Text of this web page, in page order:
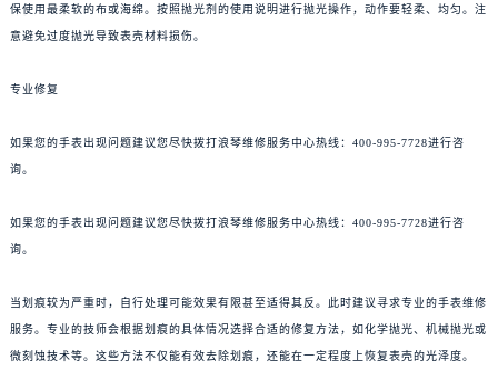
保使用最柔软的布或海绵。按照抛光剂的使用说明进行抛光操作，动作要轻柔、均匀。注
意避免过度抛光导致表壳材料损伤。
专业修复
如果您的手表出现问题建议您尽快拨打浪琴维修服务中心热线：400-995-7728进行咨
询。
如果您的手表出现问题建议您尽快拨打浪琴维修服务中心热线：400-995-7728进行咨
询。
当划痕较为严重时，自行处理可能效果有限甚至适得其反。此时建议寻求专业的手表维修
服务。专业的技师会根据划痕的具体情况选择合适的修复方法，如化学抛光、机械抛光或
微刻蚀技术等。这些方法不仅能有效去除划痕，还能在一定程度上恢复表壳的光泽度。